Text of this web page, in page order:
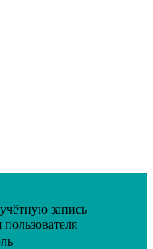
запись